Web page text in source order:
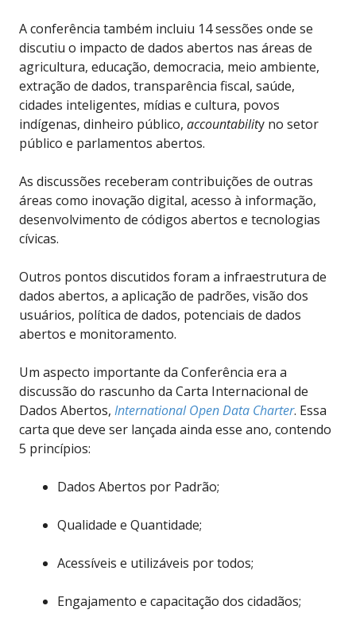
A conferência também incluiu 14 sessões onde se
discutiu o impacto de dados abertos nas áreas de
agricultura, educação, democracia, meio ambiente,
extração de dados, transparência fiscal, saúde,
cidades inteligentes, mídias e cultura, povos
indígenas, dinheiro público, accountability no setor
público e parlamentos abertos.
As discussões receberam contribuições de outras
áreas como inovação digital, acesso à informação,
desenvolvimento de códigos abertos e tecnologias
cívicas.
Outros pontos discutidos foram a infraestrutura de
dados abertos, a aplicação de padrões, visão dos
usuários, política de dados, potenciais de dados
abertos e monitoramento.
Um aspecto importante da Conferência era a
discussão do rascunho da Carta Internacional de
Dados Abertos, International Open Data Charter. Essa
carta que deve ser lançada ainda esse ano, contendo
5 princípios:
Dados Abertos por Padrão;
Qualidade e Quantidade;
Acessíveis e utilizáveis por todos;
Engajamento e capacitação dos cidadãos;